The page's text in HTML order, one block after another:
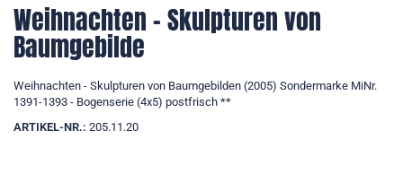
Weihnachten - Skulpturen von
Baumgebilde
Weihnachten - Skulpturen von Baumgebilden (2005) Sondermarke MiNr.
1391-1393 - Bogenserie (4x5) postfrisch **
ARTIKEL-NR.: 205.11.20